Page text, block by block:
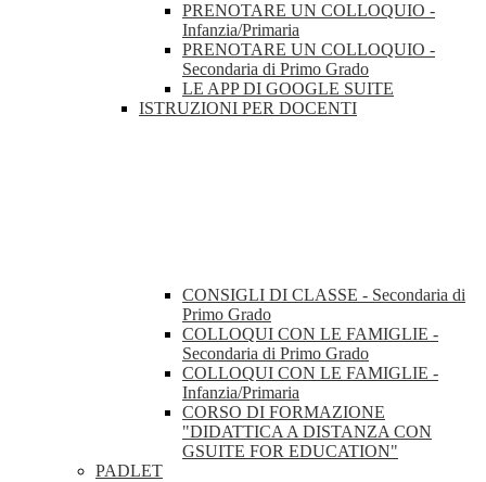
PRENOTARE UN COLLOQUIO -
Infanzia/Primaria
PRENOTARE UN COLLOQUIO -
Secondaria di Primo Grado
LE APP DI GOOGLE SUITE
ISTRUZIONI PER DOCENTI
CONSIGLI DI CLASSE - Secondaria di
Primo Grado
COLLOQUI CON LE FAMIGLIE -
Secondaria di Primo Grado
COLLOQUI CON LE FAMIGLIE -
Infanzia/Primaria
CORSO DI FORMAZIONE
"DIDATTICA A DISTANZA CON
GSUITE FOR EDUCATION"
PADLET